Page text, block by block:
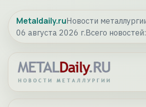
Metaldaily.ruНовости
06 августа 2026 г.Всего новостей: